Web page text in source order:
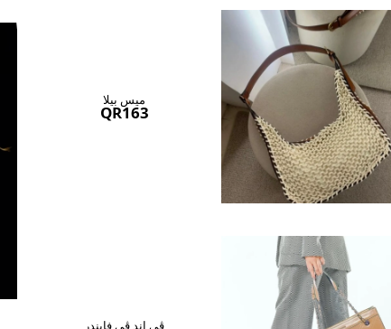
ميس بيلا
QR163
ڤي اند ڤي فايندر